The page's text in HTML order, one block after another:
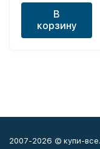
В
корзину
2007-2026 © купи-